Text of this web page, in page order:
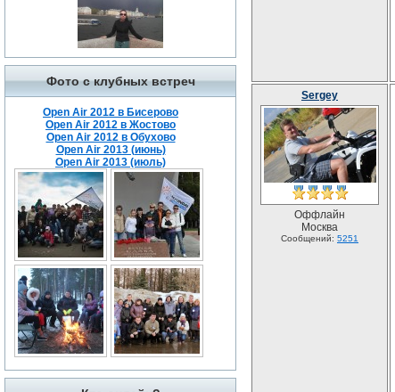
Фото с клубных встреч
Open Air 2012 в Бисерово
Open Air 2012 в Жостово
Open Air 2012 в Обухово
Open Air 2013 (июнь)
Open Air 2013 (июль)
Sergey
Оффлайн
Москва
Сообщений: 5251